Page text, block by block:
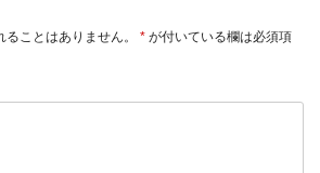
ことはありません。 * が付いている欄は必須項